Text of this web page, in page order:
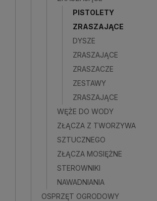
PISTOLETY
ZRASZAJĄCE
DYSZE
ZRASZAJĄCE
ZRASZACZE
ZESTAWY
ZRASZAJĄCE
WĘŻE DO WODY
ZŁĄCZA Z TWORZYWA
SZTUCZNEGO
ZŁĄCZA MOSIĘŻNE
STEROWNIKI
NAWADNIANIA
OSPRZĘT OGRODOWY